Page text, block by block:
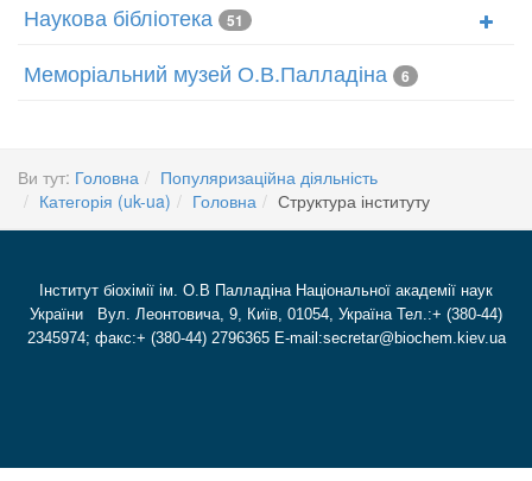
Наукова бібліотека 51
Меморіальний музей О.В.Палладіна 6
Ви тут: Головна
Популяризаційна діяльність
Категорія (uk-ua)
Головна Структура інституту
Інститут біохімії ім. О.В Палладіна Національної академії наук
України Вул. Леонтовича, 9, Київ, 01054, Україна Тел.:+ (380-44)
2345974; факс:+ (380-44) 2796365 E-mail:secretar@biochem.kiev.ua